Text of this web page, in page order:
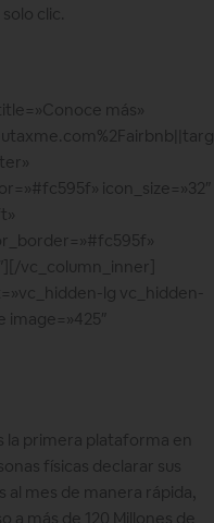
clic.
más»
icon_size=»32″
vc_column_inner]
lg vc_hidden-
la primera plataforma en
físicas declarar sus
mes de manera rápida,
a más de 120 Millones de